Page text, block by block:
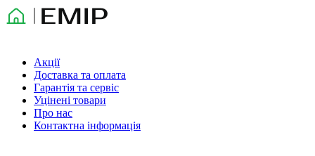
Акції
Доставка та оплата
Гарантія та сервіс
Уцінені товари
Про нас
Контактна інформація